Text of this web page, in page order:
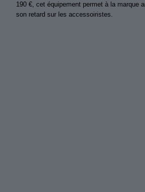
190 €, cet équipement permet à la marque
son retard sur les accessoiristes.